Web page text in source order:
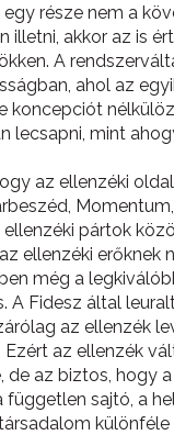
része nem a
illetni, akkor az is
A
ahol az
koncepciót
mint
az ellenzéki
pártok
ellenzéki erőknek
még a
Fidesz által
az ellenzék
az ellenzék
de az biztos, hogy
sajtó, a
különféle